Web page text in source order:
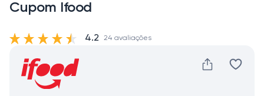
Cupom Ifood
4.2 24 avaliações